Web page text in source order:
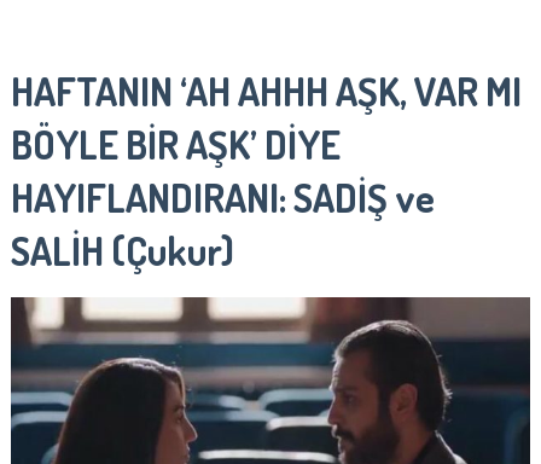
HAFTANIN ‘AH AHHH AŞK, VAR MI
BÖYLE BİR AŞK’ DİYE
HAYIFLANDIRANI: SADİŞ ve
SALİH (Çukur)